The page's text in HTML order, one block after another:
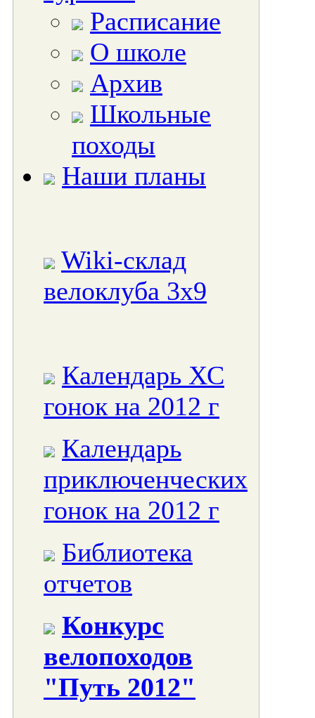
Расписание
О школе
Архив
Школьные
походы
Наши планы
Wiki-склад
велоклуба 3x9
Календарь ХС
гонок на 2012 г
Календарь
приключенческих
гонок на 2012 г
Библиотека
отчетов
Конкурс
велопоходов
"Путь 2012"